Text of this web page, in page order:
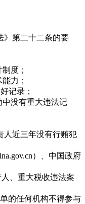
》第二十二条的要
度；
力；
记录；
中没有重大违法记
人近三年没有行贿犯
）、中国政府
人、重大税收违法案
的任何机构不得参与